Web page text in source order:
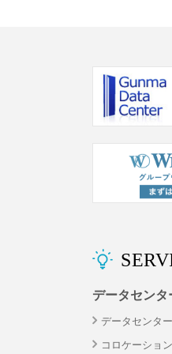
データセンタ
データセンタ
コロケーショ